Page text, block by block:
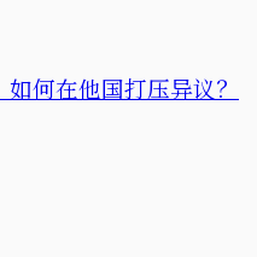
何在他国打压异议？